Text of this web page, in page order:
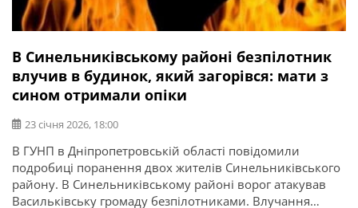
В Синельниківському районі безпілотник
влучив в будинок, який загорівся: мати з
сином отримали опіки
23 січня 2026, 18:00
В ГУНП в Дніпропетровській області повідомили
подробиці поранення двох жителів Синельниківського
району. В Синельниківському районі ворог атакував
Васильківську громаду безпілотниками. Влучання